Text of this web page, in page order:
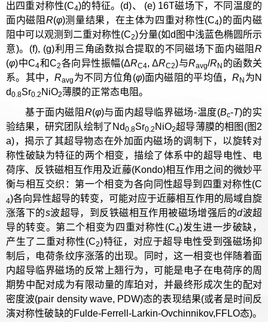
出四重对称性(C4)的特征。(d)、 (e) 16T磁场下，不同温度的
面内磁阻 R(φ)测量结果，在主体为四重对称性(C4)的面内磁
阻中可以观测到二重对称性(C2)分量(如d图中浅蓝色椭圆所示
意)。(f), (g)利用三角函数拟合提取的不同磁场下面内磁阻 R
(φ)中C4和C2各向异性振幅(ΔRC4, ΔRC2)与Ravg/R N 的函数关
系。其中，Ravg 为不同方位角(φ)面内磁阻的平均值，R N 为N
d0.8Sr0.2 NiO2薄膜的正常态电阻。
基于面内磁阻 R(φ)与面内超导临界磁场-温度(Bc-T)的实
验结果，研究团队绘制了Nd0.8Sr0.2 NiO2超导薄膜的相图(图2
a)，揭示了其超导物态在外加面内磁场的调制下，以旋转对
称性破缺为特征的两个相变，描绘了体系中的超导电性、电
荷序、反铁磁相互作用及近藤(Kondo)相互作用之间的微妙平
衡与相互交织：第一个相变为各向同性超导到四重对称性(C
4)各向异性超导的转变，可能对应于近藤相互作用的局域自旋
涨落下的s波超导，到反铁磁相互作用被磁场增强后的d波超
导的转变。第二个相变为四重对称性(C4)发生进一步破缺，
产生了二重对称性(C2)特征，对应于超导电性受到强磁场抑
制后，电荷条纹序涨落的出现。同时，这一相变也伴随着面
内超导临界磁场的反常上翘行为，可能是电子在电荷序的周
期势中配对成为有限动量的库珀对，并最终形成次生的配对
密度波(pair density wave, PDW)态的表现结果(或者是时间反
演对称性破缺的Fulde-Ferrell-Larkin-Ovchinnikov,FFLO态)。